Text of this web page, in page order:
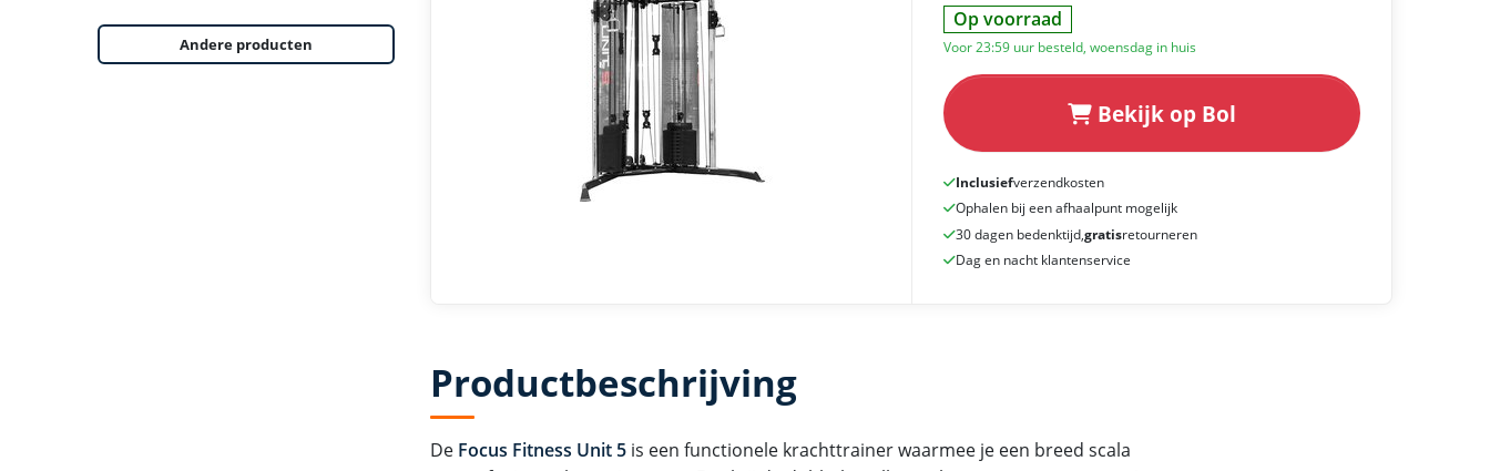
Andere producten
Op voorraad
Voor 23:59 uur besteld, woensdag in huis
Bekijk op Bol
Inclusiefverzendkosten
Ophalen bij een afhaalpunt mogelijk
30 dagen bedenktijd,gratisretourneren
Dag en nacht klantenservice
Productbeschrijving
De Focus Fitness Unit 5 is een functionele krachttrainer waarmee je een breed scala